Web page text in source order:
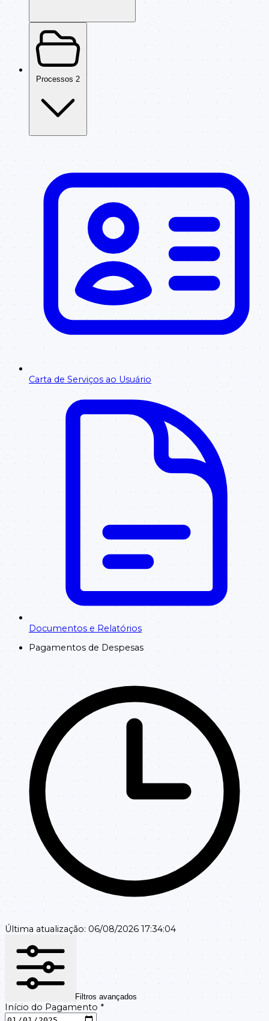
Processos 2
Carta de Serviços ao Usuário
Documentos e Relatórios
Pagamentos de Despesas
Última atualização: 06/08/2026 17:34:04
Filtros avançados
Início do Pagamento *